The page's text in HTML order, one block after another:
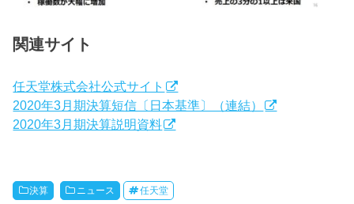
関連サイト
任天堂株式会社公式サイト
2020年3月期決算短信〔日本基準〕（連結）
2020年3月期決算説明資料
決算 ニュース 任天堂